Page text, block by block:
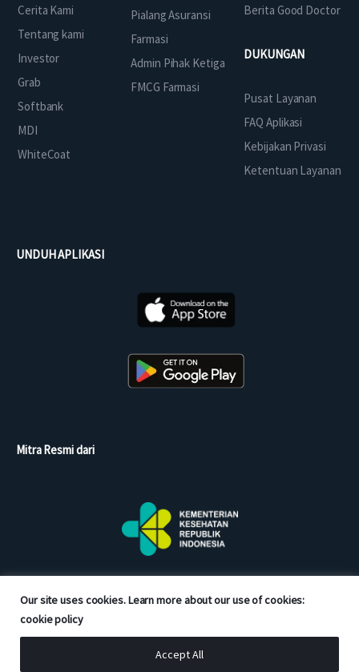
Our site uses cookies. Learn more about our use of cookies:
cookie policy
Accept All
Cerita Kami
Tentang kami
Investor
Grab
Softbank
MDI
WhiteCoat
Pialang Asuransi
Farmasi
Admin Pihak Ketiga
FMCG Farmasi
Berita Good Doctor
DUKUNGAN
Pusat Layanan
FAQ Aplikasi
Kebijakan Privasi
Ketentuan Layanan
UNDUH APLIKASI
Mitra Resmi dari
Copyright © 2026 Good Doctor. All rights reserved.